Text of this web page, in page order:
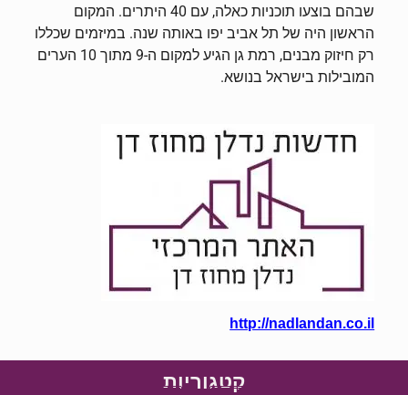
שבהם בוצעו תוכניות כאלה, עם 40 היתרים. המקום
הראשון היה של תל אביב יפו באותה שנה. במיזמים שכללו
רק חיזוק מבנים, רמת גן הגיע למקום ה-9 מתוך 10 הערים
המובילות בישראל בנושא.
http://nadlandan.co.il
קטגוריות